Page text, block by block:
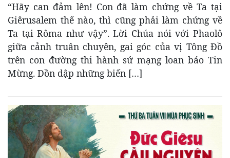
“Hãy can đảm lên! Con đã làm chứng về Ta tại
Giêrusalem thế nào, thì cũng phải làm chứng về
Ta tại Rôma như vậy”. Lời Chúa nói với Phaolô
giữa cảnh truân chuyên, gai góc của vị Tông Đồ
trên con đường thi hành sứ mạng loan báo Tin
Mừng. Dồn dập những biến […]